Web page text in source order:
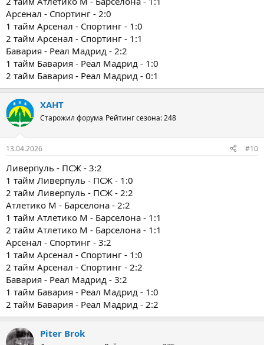
Арсенал - Спортинг - 2:0
1 тайм Арсенал - Спортинг - 1:0
2 тайм Арсенал - Спортинг - 1:1
Бавария - Реал Мадрид - 2:2
1 тайм Бавария - Реал Мадрид - 1:0
2 тайм Бавария - Реал Мадрид - 0:1
ХАНТ
Старожил форума Рейтинг сезона: 248
13.04.2026 #10
Ливерпуль - ПСЖ - 3:2
1 тайм Ливерпуль - ПСЖ - 1:0
2 тайм Ливерпуль - ПСЖ - 2:2
Атлетико М - Барселона - 2:2
1 тайм Атлетико М - Барселона - 1:1
2 тайм Атлетико М - Барселона - 1:1
Арсенал - Спортинг - 3:2
1 тайм Арсенал - Спортинг - 1:0
2 тайм Арсенал - Спортинг - 2:2
Бавария - Реал Мадрид - 3:2
1 тайм Бавария - Реал Мадрид - 1:0
2 тайм Бавария - Реал Мадрид - 2:2
Piter Brok